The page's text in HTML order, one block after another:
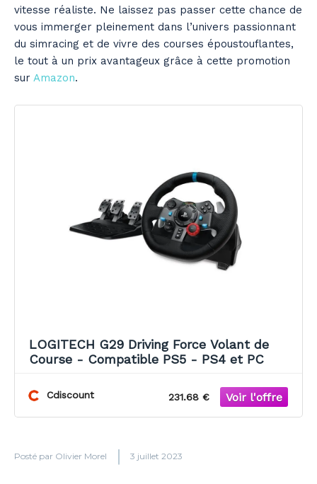
vitesse réaliste. Ne laissez pas passer cette chance de
vous immerger pleinement dans l’univers passionnant
du simracing et de vivre des courses époustouflantes,
le tout à un prix avantageux grâce à cette promotion
sur Amazon.
LOGITECH G29 Driving Force Volant de
Course - Compatible PS5 - PS4 et PC
Cdiscount 231.68 €
Posté par Olivier Morel 3 juillet 2023